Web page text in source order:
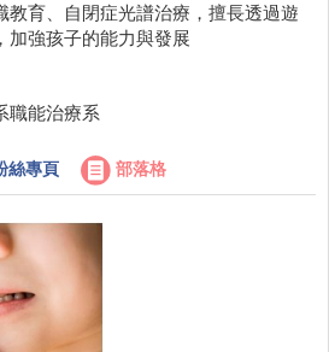
教育、自閉症光譜治療，擅長透過遊
加強孩子的能力與發展
職能治療系
絲專頁 部落格